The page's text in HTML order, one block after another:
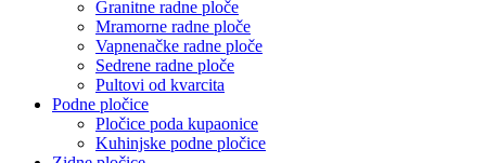
Granitne radne ploče
Mramorne radne ploče
Vapnenačke radne ploče
Sedrene radne ploče
Pultovi od kvarcita
Podne pločice
Pločice poda kupaonice
Kuhinjske podne pločice